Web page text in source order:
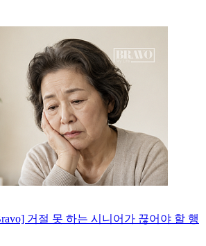
거절 못 하는 시니어가 끊어야 할 행